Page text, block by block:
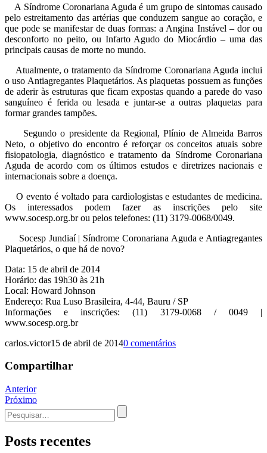
A Síndrome Coronariana Aguda é um grupo de sintomas causado
pelo estreitamento das artérias que conduzem sangue ao coração, e
que pode se manifestar de duas formas: a Angina Instável – dor ou
desconforto no peito, ou Infarto Agudo do Miocárdio – uma das
principais causas de morte no mundo.
Atualmente, o tratamento da Síndrome Coronariana Aguda inclui
o uso Antiagregantes Plaquetários. As plaquetas possuem as funções
de aderir às estruturas que ficam expostas quando a parede do vaso
sanguíneo é ferida ou lesada e juntar-se a outras plaquetas para
formar grandes tampões.
Segundo o presidente da Regional, Plínio de Almeida Barros
Neto, o objetivo do encontro é reforçar os conceitos atuais sobre
fisiopatologia, diagnóstico e tratamento da Síndrome Coronariana
Aguda de acordo com os últimos estudos e diretrizes nacionais e
internacionais sobre a doença.
O evento é voltado para cardiologistas e estudantes de medicina.
Os interessados podem fazer as inscrições pelo site
www.socesp.org.br ou pelos telefones: (11) 3179-0068/0049.
Socesp Jundiaí | Síndrome Coronariana Aguda e Antiagregantes
Plaquetários, o que há de novo?
Data: 15 de abril de 2014
Horário: das 19h30 às 21h
Local: Howard Johnson
Endereço: Rua Luso Brasileira, 4-44, Bauru / SP
Informações e inscrições: (11) 3179-0068 / 0049 |
www.socesp.org.br
carlos.victor15 de abril de 20140 comentários
Compartilhar
Navegação
de
Post
Anterior
Próximo
Procurar
por:
Posts recentes